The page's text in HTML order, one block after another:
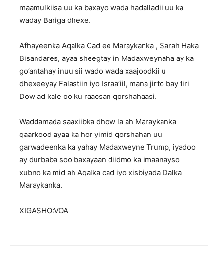
maamulkiisa uu ka baxayo wada hadalladii uu ka
waday Bariga dhexe.
Afhayeenka Aqalka Cad ee Maraykanka , Sarah Haka
Bisandares, ayaa sheegtay in Madaxweynaha ay ka
go’antahay inuu sii wado wada xaajoodkii u
dhexeeyay Falastiin iyo Israa’iil, mana jirto bay tiri
Dowlad kale oo ku raacsan qorshahaasi.
Waddamada saaxiibka dhow la ah Maraykanka
qaarkood ayaa ka hor yimid qorshahan uu
garwadeenka ka yahay Madaxweyne Trump, iyadoo
ay durbaba soo baxayaan diidmo ka imaanayso
xubno ka mid ah Aqalka cad iyo xisbiyada Dalka
Maraykanka.
XIGASHO:VOA